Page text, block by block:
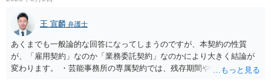
王 宣麟 弁護士
あくまでも一般論的な回答になってしまうのですが、本契約の性質
が、「雇用契約」なのか「業務委託契約」なのかにより大きく結論が
変わります。 ・芸能事務所の専属契約では、残存期間や報酬額、投下